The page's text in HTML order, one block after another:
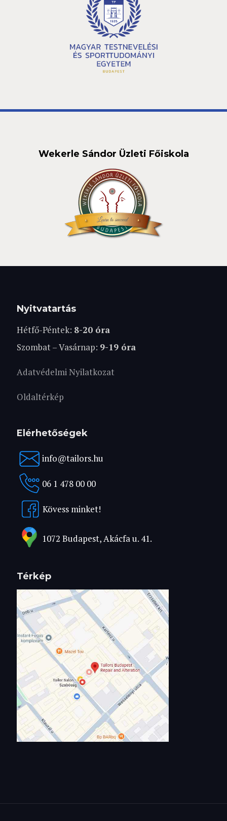
Wekerle Sándor Üzleti Főiskola
Nyitvatartás
Hétfő-Péntek: 8-20 óra
Szombat – Vasárnap: 9-19 óra
Adatvédelmi Nyilatkozat
Oldaltérkép
Elérhetőségek
info@tailors.hu
06 1 478 00 00
Kövess minket!
1072 Budapest, Akácfa u. 41.
Térkép